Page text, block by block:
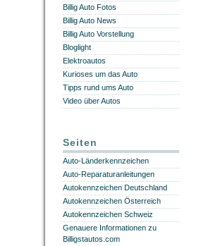
Billig Auto Fotos
Billig Auto News
Billig Auto Vorstellung
Bloglight
Elektroautos
Kurioses um das Auto
Tipps rund ums Auto
Video über Autos
Seiten
Auto-Länderkennzeichen
Auto-Reparaturanleitungen
Autokennzeichen Deutschland
Autokennzeichen Österreich
Autokennzeichen Schweiz
Genauere Informationen zu
Billigstautos.com